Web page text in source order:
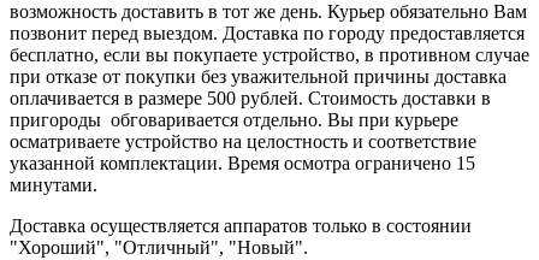
возможность доставить в тот же день. Курьер обязательно Вам
позвонит перед выездом. Доставка по городу предоставляется
бесплатно, если вы покупаете устройство, в противном случае
при отказе от покупки без уважительной причины доставка
оплачивается в размере 500 рублей. Стоимость доставки в
пригороды обговаривается отдельно. Вы при курьере
осматриваете устройство на целостность и соответствие
указанной комплектации. Время осмотра ограничено 15
минутами.
Доставка осуществляется аппаратов только в состоянии
"Хороший", "Отличный", "Новый".